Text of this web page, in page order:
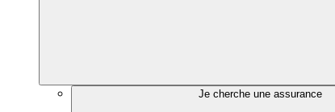
Je cherche une assurance